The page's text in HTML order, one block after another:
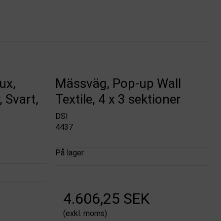
Svart,
Mässväg, Pop-up Wall
Textile, 4 x 3 sektioner
DSI
4437
På lager
4.606,25 SEK
(exkl. moms)